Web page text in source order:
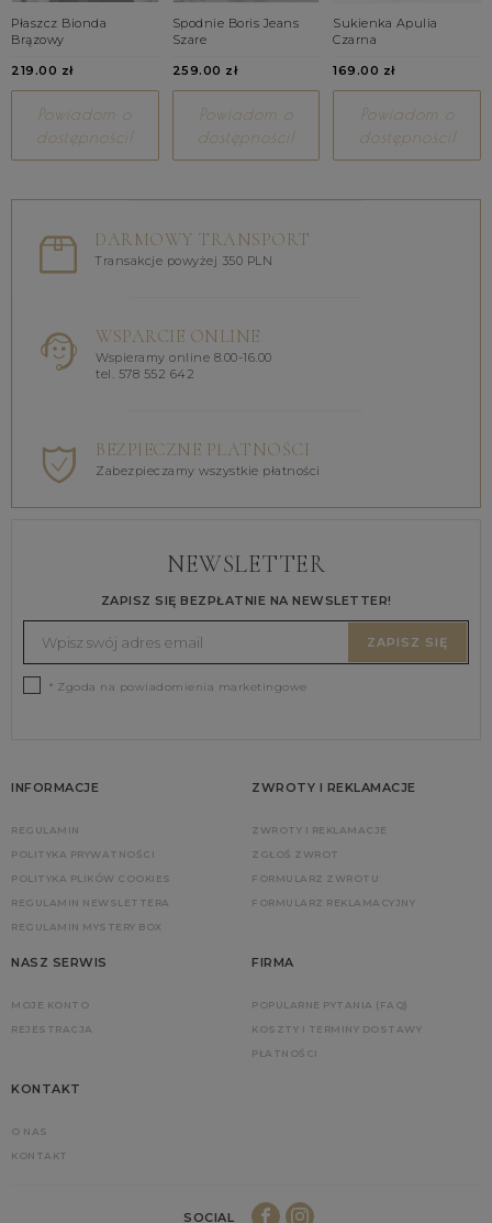
Płaszcz Bionda
Brązowy
219.00 zł
Powiadom o
dostępności!
Spodnie Boris Jeans
Szare
259.00 zł
Powiadom o
dostępności!
Sukienka Apulia
Czarna
169.00 zł
Powiadom o
dostępności!
DARMOWY TRANSPORT
Transakcje powyżej 350 PLN
WSPARCIE ONLINE
Wspieramy online 8.00-16.00
tel. 578 552 642
BEZPIECZNE PŁATNOŚCI
Zabezpieczamy wszystkie płatności
NEWSLETTER
ZAPISZ SIĘ BEZPŁATNIE NA NEWSLETTER!
ZAPISZ SIĘ
* Zgoda na powiadomienia marketingowe
INFORMACJE
REGULAMIN
POLITYKA PRYWATNOŚCI
POLITYKA PLIKÓW COOKIES
REGULAMIN NEWSLETTERA
REGULAMIN MYSTERY BOX
ZWROTY I REKLAMACJE
ZWROTY I REKLAMACJE
ZGŁOŚ ZWROT
FORMULARZ ZWROTU
FORMULARZ REKLAMACYJNY
NASZ SERWIS
MOJE KONTO
REJESTRACJA
FIRMA
POPULARNE PYTANIA (FAQ)
KOSZTY I TERMINY DOSTAWY
PŁATNOŚCI
KONTAKT
O NAS
KONTAKT
SOCIAL